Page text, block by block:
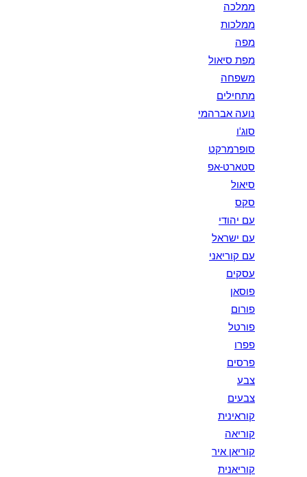
ממלכה
ממלכות
מפה
מפת סיאול
משפחה
מתחילים
נועה אברהמי
סוג'ו
סופרמרקט
סטארט-אפ
סיאול
סקס
עם יהודי
עם ישראל
עם קוריאני
עסקים
פוסאן
פורום
פורטל
פפרו
פרסים
צבע
צבעים
קוראינית
קוריאה
קוריאן איר
קוריאנית